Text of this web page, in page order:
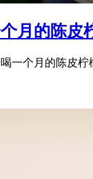
月的陈皮
一个月的陈皮